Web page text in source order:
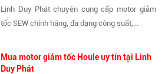
Linh Duy Phát chuyên cung cấp motor giảm
tốc SEW chính hãng, đa dạng công suất,...
Mua motor giảm tốc Houle uy tín tại Linh
Duy Phát